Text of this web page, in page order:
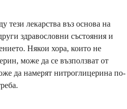
тези лекарства въз основа на
здравословни състояния и
Някои хора, които не
може да се възползват от
да намерят нитроглицерина по-